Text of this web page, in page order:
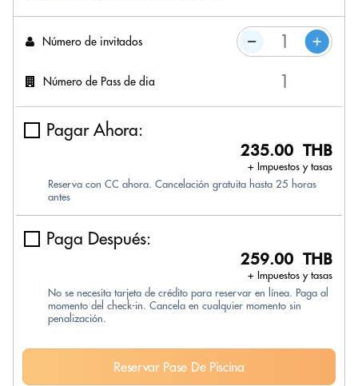
Número de invitados
Número de Pass de dia
Pagar Ahora:
235.00 THB
+ Impuestos y tasas
Reserva con CC ahora. Cancelación gratuita hasta 25 horas
antes
Paga Después:
259.00 THB
+ Impuestos y tasas
No se necesita tarjeta de crédito para reservar en línea. Paga al
momento del check-in. Cancela en cualquier momento sin
penalización.
Reservar Pase De Piscina